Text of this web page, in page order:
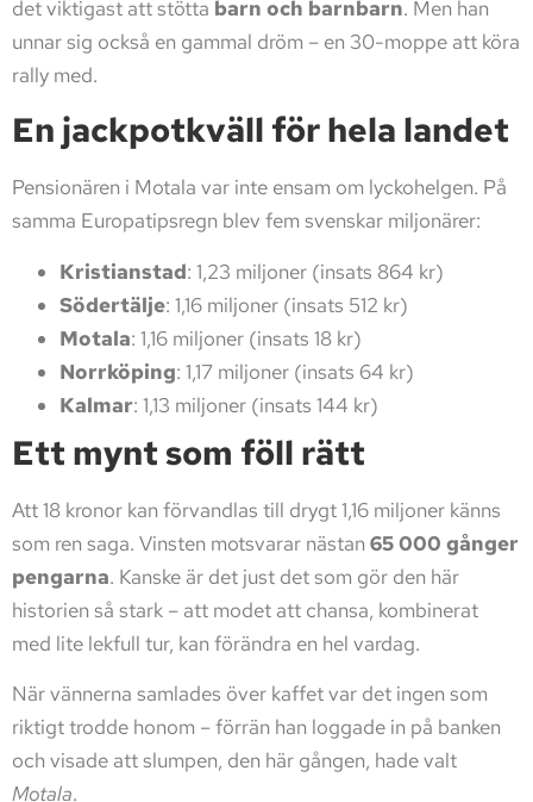
det viktigast att stötta barn och barnbarn. Men han
unnar sig också en gammal dröm – en 30-moppe att köra
rally med.
En jackpotkväll för hela landet
Pensionären i Motala var inte ensam om lyckohelgen. På
samma Europatipsregn blev fem svenskar miljonärer:
Kristianstad: 1,23 miljoner (insats 864 kr)
Södertälje: 1,16 miljoner (insats 512 kr)
Motala: 1,16 miljoner (insats 18 kr)
Norrköping: 1,17 miljoner (insats 64 kr)
Kalmar: 1,13 miljoner (insats 144 kr)
Ett mynt som föll rätt
Att 18 kronor kan förvandlas till drygt 1,16 miljoner känns
som ren saga. Vinsten motsvarar nästan 65 000 gånger
pengarna. Kanske är det just det som gör den här
historien så stark – att modet att chansa, kombinerat
med lite lekfull tur, kan förändra en hel vardag.
När vännerna samlades över kaffet var det ingen som
riktigt trodde honom – förrän han loggade in på banken
och visade att slumpen, den här gången, hade valt
Motala.